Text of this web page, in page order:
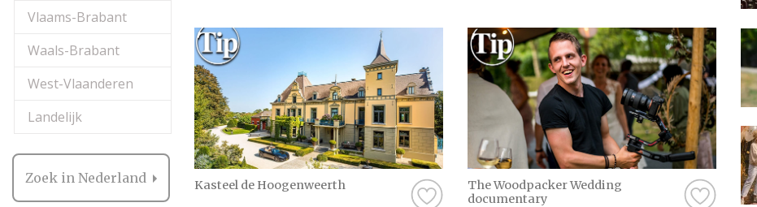
Vlaams-Brabant
Waals-Brabant
West-Vlaanderen
Landelijk
Zoek in Nederland Kasteel de Hoogenweerth
The Woodpacker Wedding
documentary